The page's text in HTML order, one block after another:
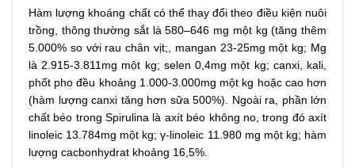
Hàm lượng khoáng chất có thể thay đổi theo điều kiện nuôi
trồng, thông thường sắt là 580–646 mg một kg (tăng thêm
5.000% so với rau chân vịt;, mangan 23-25mg một kg; Mg
là 2.915-3.811mg một kg; selen 0,4mg một kg; canxi, kali,
phốt pho đều khoảng 1.000-3.000mg một kg hoặc cao hơn
(hàm lượng canxi tăng hơn sữa 500%). Ngoài ra, phần lớn
chất béo trong Spirulina là axít béo không no, trong đó axít
linoleic 13.784mg một kg; γ-linoleic 11.980 mg một kg; hàm
lượng cacbonhydrat khoảng 16,5%.